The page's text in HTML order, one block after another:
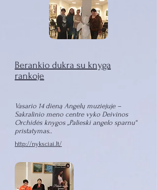
Berankio dukra su knyga
rankoje
Vasario 14 dieną Angelų muziejuje –
Sakralinio meno centre vyko Deivinos
Orchidės knygos „Palieski angelo sparnu“
pristatymas..
http://nyksciai.lt/